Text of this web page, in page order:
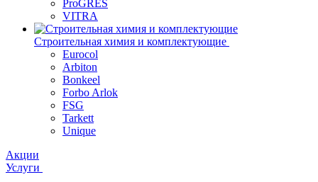
ProGRES
VITRA
Строительная химия и комплектующие
Eurocol
Arbiton
Bonkeel
Forbo Arlok
FSG
Tarkett
Unique
Акции
Услуги